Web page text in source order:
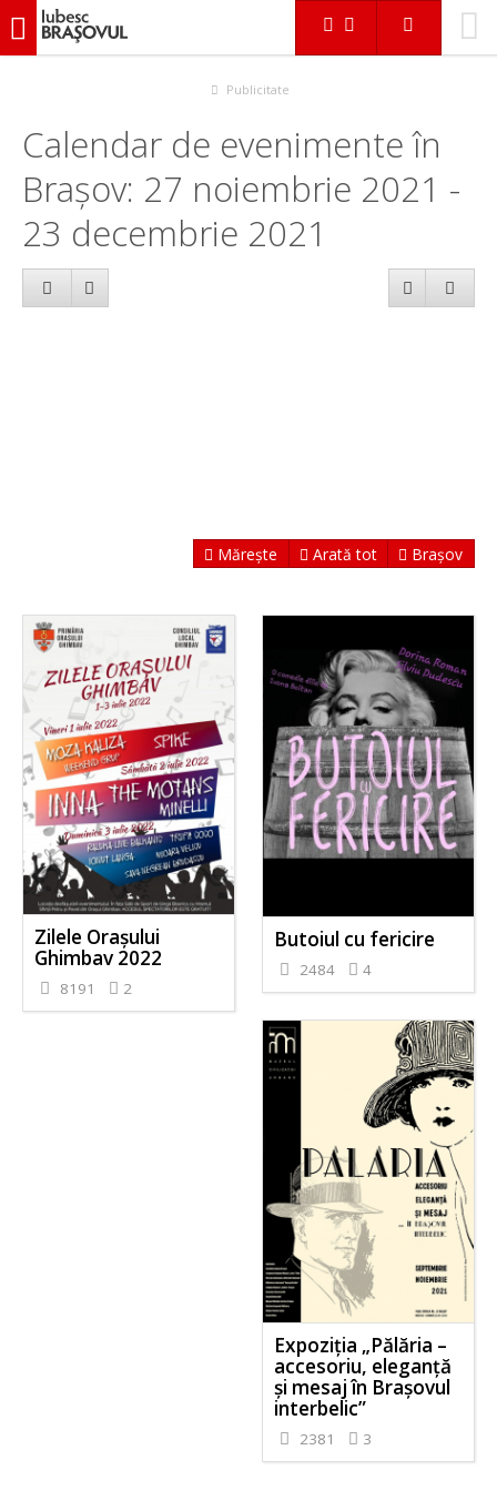
iubescbraşovul.ro
Publicitate
Calendar de evenimente în
Brașov: 27 noiembrie 2021 -
23 decembrie 2021
Mărește Arată tot Brașov
Zilele Orașului
Ghimbav 2022
8191 2
Butoiul cu fericire
2484 4
Expoziția „Pălăria –
accesoriu, eleganță
și mesaj în Brașovul
interbelic”
2381 3